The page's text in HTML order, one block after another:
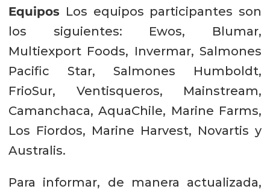
Equipos Los equipos participantes son
los siguientes: Ewos, Blumar,
Multiexport Foods, Invermar, Salmones
Pacific Star, Salmones Humboldt,
FrioSur, Ventisqueros, Mainstream,
Camanchaca, AquaChile, Marine Farms,
Los Fiordos, Marine Harvest, Novartis y
Australis.
Para informar, de manera actualizada,